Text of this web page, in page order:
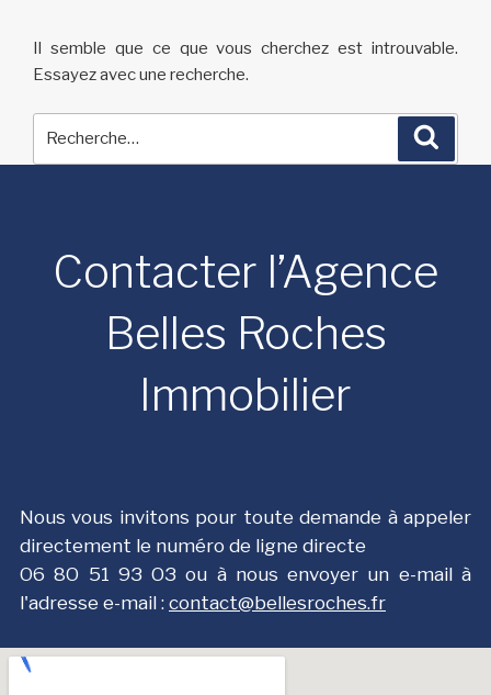
Il semble que ce que vous cherchez est introuvable.
Essayez avec une recherche.
Contacter l’Agence
Belles Roches
Immobilier
Nous vous invitons pour toute demande à appeler
directement le numéro de ligne directe
О6 8О 51 9З ОЗ ou à nous envoyer un e-mail à
l'adresse e-mail : contact@bellesroches.fr